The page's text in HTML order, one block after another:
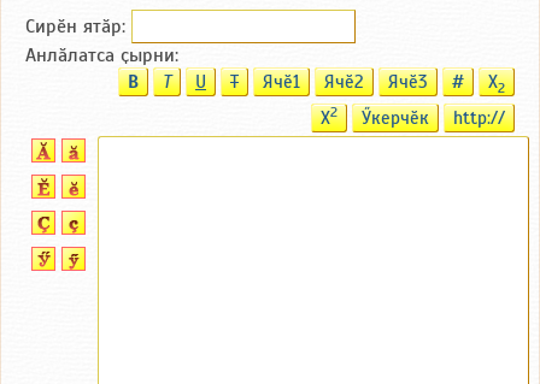
Сирӗн ятӑp:
Анлӑлатса ҫырни:
B T U T Ячӗ1 Ячӗ2 Ячӗ3 # X2
X2 Ӳкерчӗк http://